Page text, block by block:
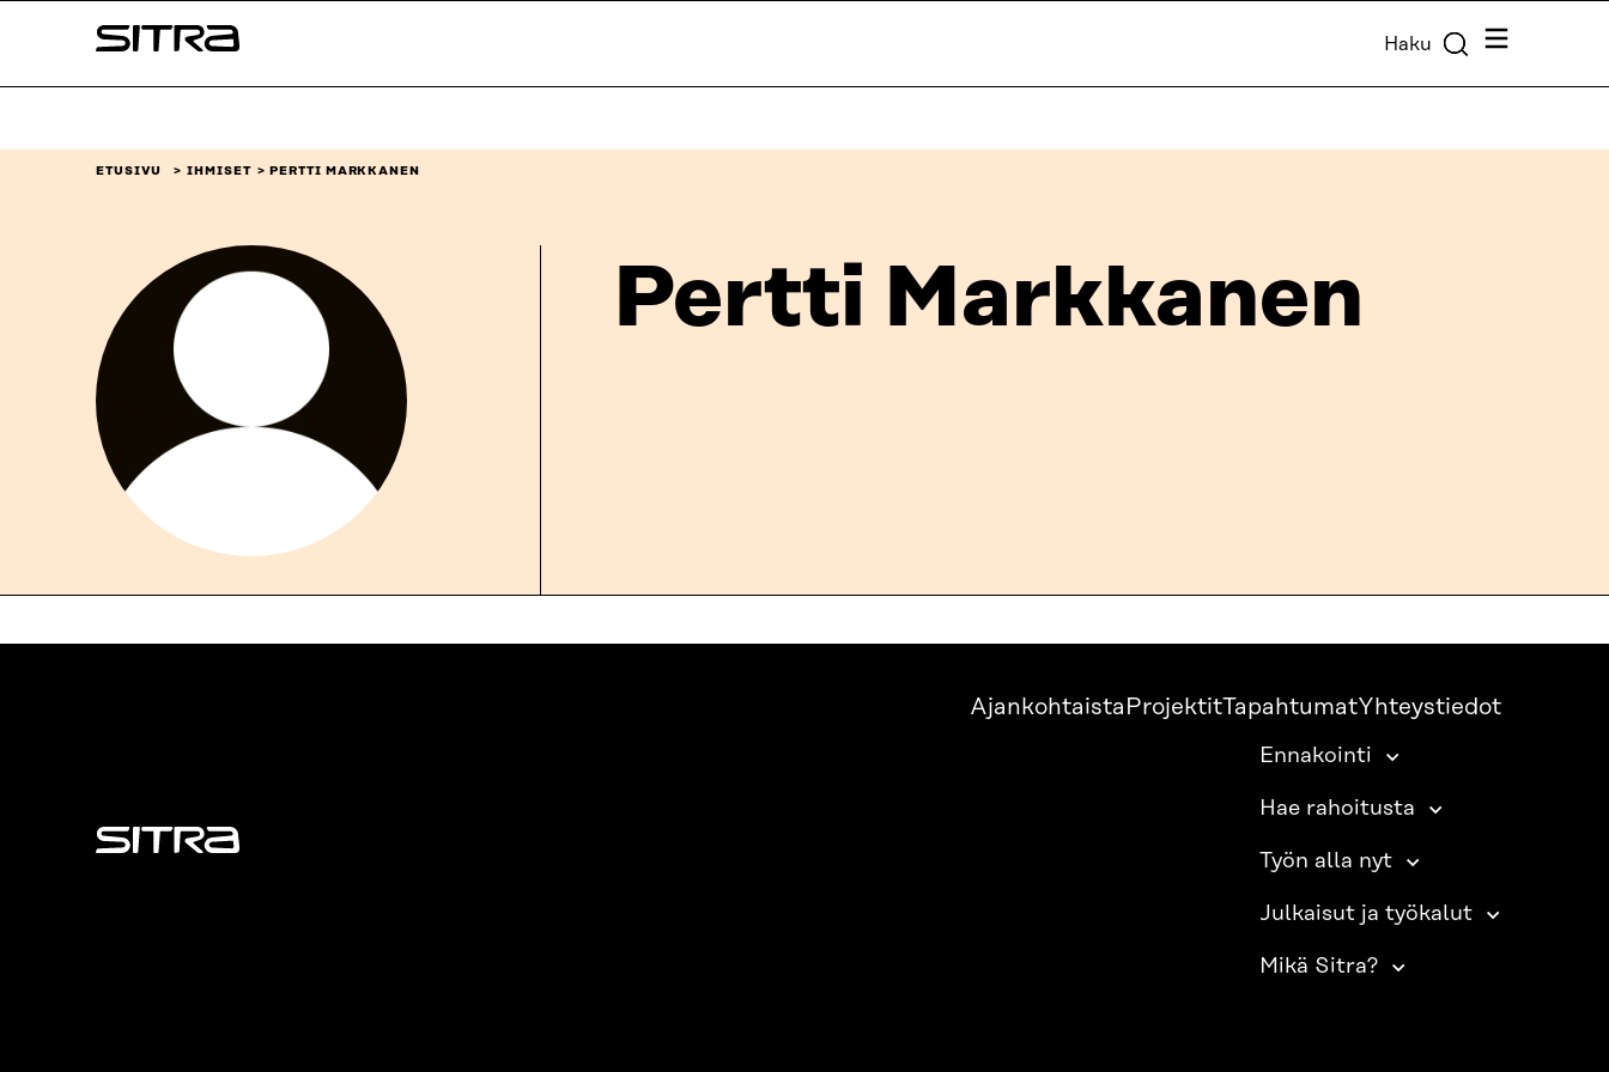
sisältöön
Sitra Haku Valikko
ETUSIVU IHMISET PERTTI MARKKANEN
Pertti Markkanen
Sitra
Ajankohtaista ProjektitTapahtumatYhteystiedot
Ennakointi
Hae rahoitusta
Työn alla nyt
Julkaisut ja työkalut
Mikä Sitra?